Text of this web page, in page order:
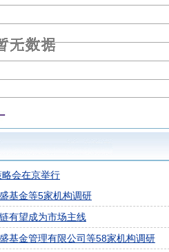
会在京举行
基金等5家机构调研
有望成为市场主线
基金管理有限公司等58家机构调研